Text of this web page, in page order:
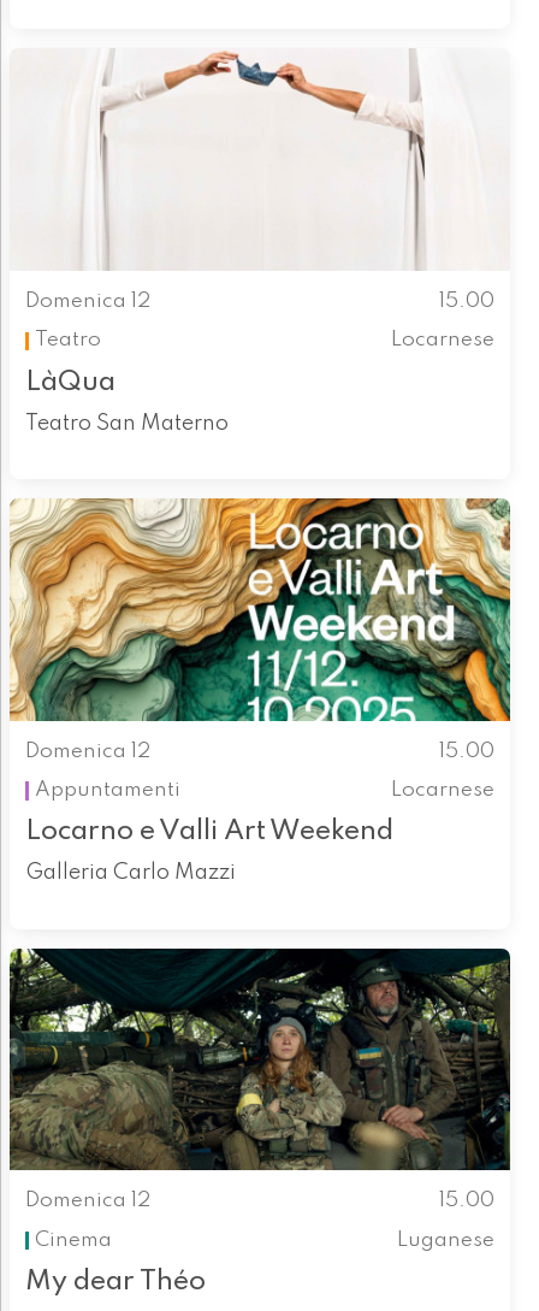
Domenica 12
15.00
Teatro
Locarnese
LàQua
Teatro San Materno
Domenica 12
15.00
Appuntamenti
Locarnese
Locarno e Valli Art Weekend
Galleria Carlo Mazzi
Domenica 12
15.00
Cinema
Luganese
My dear Théo